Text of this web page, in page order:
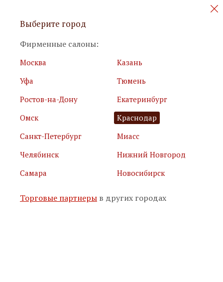
Персональные акции и новинки
Я принимаю
условия использования сайта
Я соглашаюсь сполитикой обработки персональных
Подписаться
Выберите город
Фирменные салоны:
Москва
Казань
Уфа
Тюмень
Ростов-на-Дону
Екатеринбург
Омск
Краснодар
Санкт-Петербург
Миасс
Челябинск
Нижний Новгород
Самара
Новосибирск
Торговые партнеры в других городах